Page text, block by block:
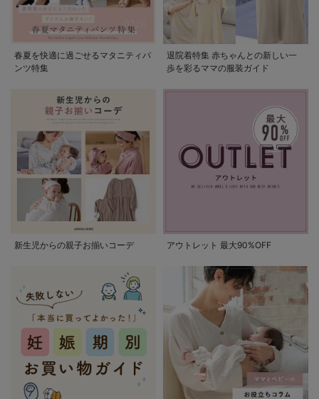
春夏を快適に過ごせるマタニティパ
ンツ特集
退院着特集 赤ちゃんとの新しい一
歩を彩るママの服装ガイド
新生児からの親子お揃いコーデ アウトレット 最大90%OFF